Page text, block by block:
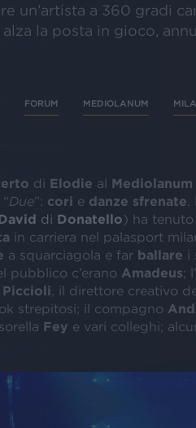
un’artista a 360 gradi
la posta in gioco,
FORUM MEDIOLANUM
di Elodie al Mediolanum
Due”: cori e danze sfrenate
di Donatello) ha tenuto
in carriera nel palasport
a squarciagola e far ballare i
pubblico c’erano Amadeus;
, il direttore creativo
strepitosi; il compagno
Fey e vari colleghi;